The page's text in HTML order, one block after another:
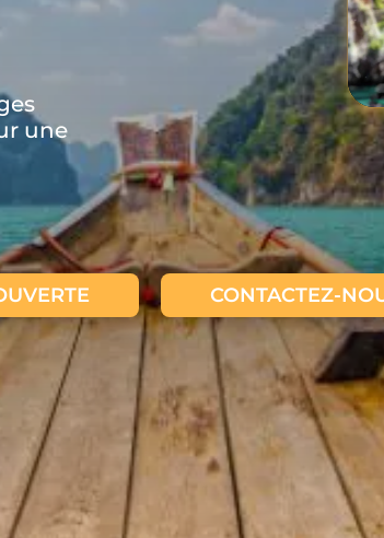
une
CONTACTEZ-